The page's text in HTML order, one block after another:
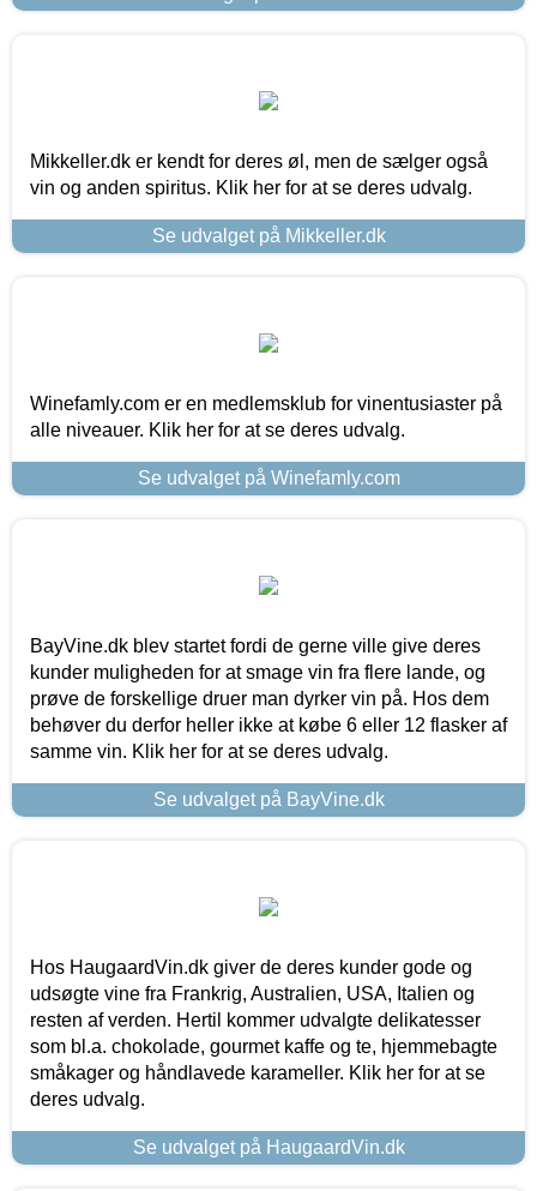
Mikkeller.dk er kendt for deres øl, men de sælger også
vin og anden spiritus. Klik her for at se deres udvalg.
Se udvalget på Mikkeller.dk
Winefamly.com er en medlemsklub for vinentusiaster på
alle niveauer. Klik her for at se deres udvalg.
Se udvalget på Winefamly.com
BayVine.dk blev startet fordi de gerne ville give deres
kunder muligheden for at smage vin fra flere lande, og
prøve de forskellige druer man dyrker vin på. Hos dem
behøver du derfor heller ikke at købe 6 eller 12 flasker af
samme vin. Klik her for at se deres udvalg.
Se udvalget på BayVine.dk
Hos HaugaardVin.dk giver de deres kunder gode og
udsøgte vine fra Frankrig, Australien, USA, Italien og
resten af verden. Hertil kommer udvalgte delikatesser
som bl.a. chokolade, gourmet kaffe og te, hjemmebagte
småkager og håndlavede karameller. Klik her for at se
deres udvalg.
Se udvalget på HaugaardVin.dk